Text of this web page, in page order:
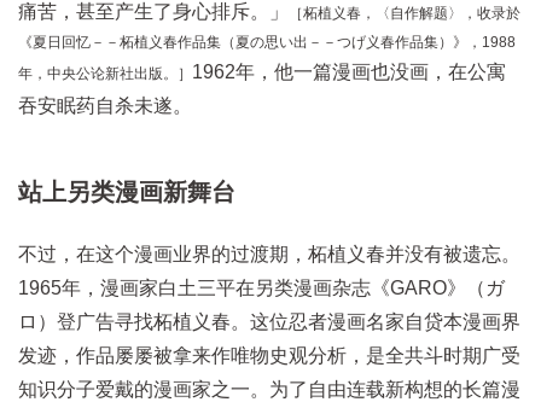
痛苦，甚至产生了身心排斥。」
［柘植义春，〈自作解题〉，收录於
《夏日回忆－－柘植义春作品集（夏の思い出－－つげ义春作品集）》，1988
年，中央公论新社出版。］ 1962年，他一篇漫画也没画，在公寓
吞安眠药自杀未遂。
站上另类漫画新舞台
不过，在这个漫画业界的过渡期，柘植义春并没有被遗忘。
1965年，漫画家白土三平在另类漫画杂志《GARO》（ガ
ロ）登广告寻找柘植义春。这位忍者漫画名家自贷本漫画界
发迹，作品屡屡被拿来作唯物史观分析，是全共斗时期广受
知识分子爱戴的漫画家之一。为了自由连载新构想的长篇漫